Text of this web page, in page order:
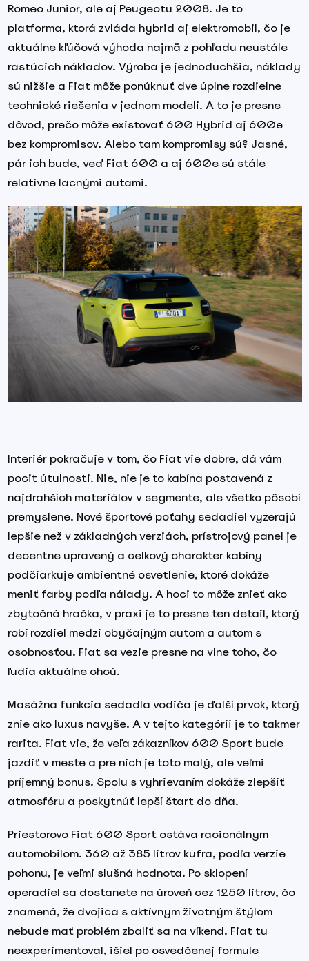
Romeo Junior, ale aj Peugeotu 2008. Je to
platforma, ktorá zvláda hybrid aj elektromobil, čo je
aktuálne kľúčová výhoda najmä z pohľadu neustále
rastúcich nákladov. Výroba je jednoduchšia, náklady
sú nižšie a Fiat môže ponúknuť dve úplne rozdielne
technické riešenia v jednom modeli. A to je presne
dôvod, prečo môže existovať 600 Hybrid aj 600e
bez kompromisov. Alebo tam kompromisy sú? Jasné,
pár ich bude, veď Fiat 600 a aj 600e sú stále
relatívne lacnými autami.
Interiér pokračuje v tom, čo Fiat vie dobre, dá vám
pocit útulnosti. Nie, nie je to kabína postavená z
najdrahších materiálov v segmente, ale všetko pôsobí
premyslene. Nové športové poťahy sedadiel vyzerajú
lepšie než v základných verziách, prístrojový panel je
decentne upravený a celkový charakter kabíny
podčiarkuje ambientné osvetlenie, ktoré dokáže
meniť farby podľa nálady. A hoci to môže znieť ako
zbytočná hračka, v praxi je to presne ten detail, ktorý
robí rozdiel medzi obyčajným autom a autom s
osobnosťou. Fiat sa vezie presne na vlne toho, čo
ľudia aktuálne chcú.
Masážna funkcia sedadla vodiča je ďalší prvok, ktorý
znie ako luxus navyše. A v tejto kategórii je to takmer
rarita. Fiat vie, že veľa zákazníkov 600 Sport bude
jazdiť v meste a pre nich je toto malý, ale veľmi
príjemný bonus. Spolu s vyhrievaním dokáže zlepšiť
atmosféru a poskytnúť lepší štart do dňa.
Priestorovo Fiat 600 Sport ostáva racionálnym
automobilom. 360 až 385 litrov kufra, podľa verzie
pohonu, je veľmi slušná hodnota. Po sklopení
operadiel sa dostanete na úroveň cez 1250 litrov, čo
znamená, že dvojica s aktívnym životným štýlom
nebude mať problém zbaliť sa na víkend. Fiat tu
neexperimentoval, išiel po osvedčenej formule